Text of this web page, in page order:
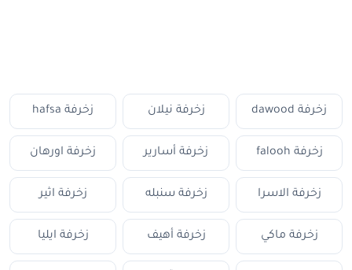
زخرفة dawood زخرفة نيلان زخرفة hafsa
زخرفة falooh زخرفة أسارير زخرفة اورهان
زخرفة الاسرا زخرفة سنبله زخرفة اثير
زخرفة ماكي زخرفة أهيف زخرفة ايليا